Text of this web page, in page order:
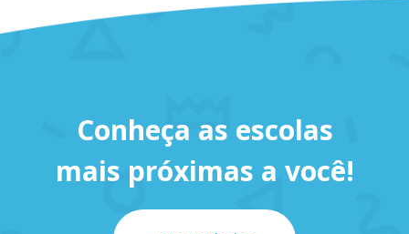
Conheça as escolas
mais próximas a você!